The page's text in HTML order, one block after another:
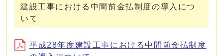
建設工事における中間前金払制度の導入につ
いて
平成28年度建設工事における中間前金払制度